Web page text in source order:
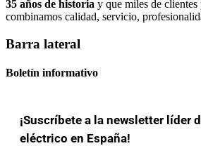
35 años de historia y que miles de
combinamos calidad, servicio,
Barra lateral
Boletín informativo
¡Suscríbete a la newsletter líder
eléctrico en España!